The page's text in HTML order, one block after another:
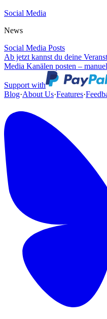
Social Media
News
Social Media Posts
Ab jetzt kannst du deine
Media Kanälen posten –
Support with
Blog·About Us·Features·